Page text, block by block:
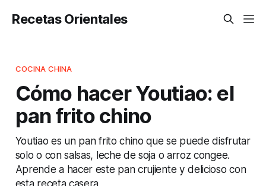
Recetas Orientales
COCINA CHINA
Cómo hacer Youtiao: el
pan frito chino
Youtiao es un pan frito chino que se puede disfrutar
solo o con salsas, leche de soja o arroz congee.
Aprende a hacer este pan crujiente y delicioso con
esta receta casera.